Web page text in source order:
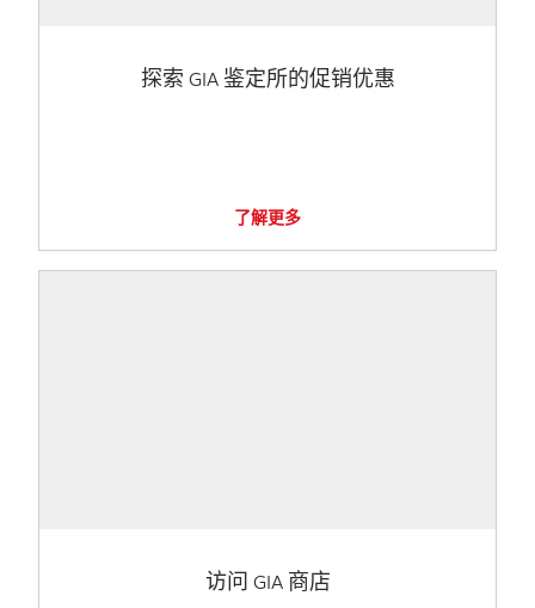
探索 GIA 鉴定所的促销优惠
了解更多
访问 GIA 商店